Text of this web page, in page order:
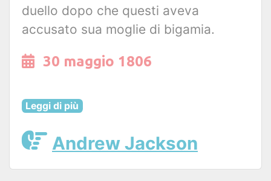
duello dopo che questi aveva
accusato sua moglie di bigamia.
30 maggio 1806
Leggi di più
Andrew Jackson